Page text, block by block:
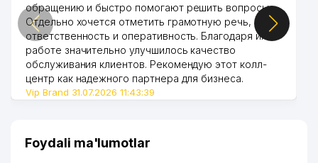
обращению и быстро помогают решить вопросы.
Отдельно хочется отметить грамотную речь,
ответственность и оперативность. Благодаря их
работе значительно улучшилось качество
обслуживания клиентов. Рекомендую этот колл-
центр как надежного партнера для бизнеса.
Vip Brand 31.07.2026 11:43:39
Foydali ma'lumotlar